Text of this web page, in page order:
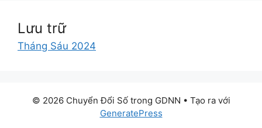
Lưu trữ
Tháng Sáu 2024
© 2026 Chuyển Đổi Số trong GDNN • Tạo ra với
GeneratePress